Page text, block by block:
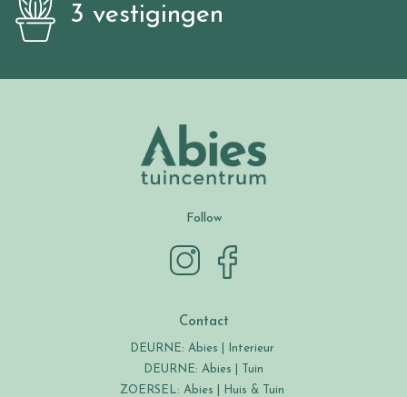
3 vestigingen
Follow
Contact
DEURNE: Abies | Interieur
DEURNE: Abies | Tuin
ZOERSEL: Abies | Huis & Tuin